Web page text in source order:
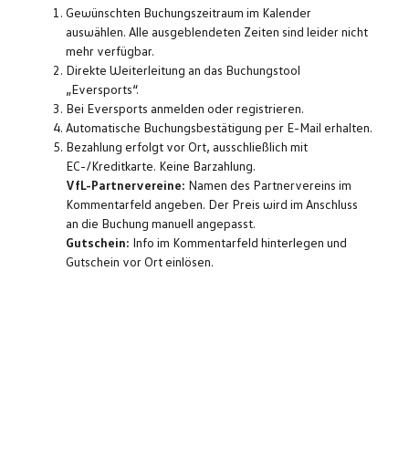
Gewünschten Buchungszeitraum im Kalender
auswählen. Alle ausgeblendeten Zeiten sind leider nicht
mehr verfügbar.
Direkte Weiterleitung an das Buchungstool
„Eversports“.
Bei Eversports anmelden oder registrieren.
Automatische Buchungsbestätigung per E-Mail erhalten.
Bezahlung erfolgt vor Ort, ausschließlich mit
EC-/Kreditkarte. Keine Barzahlung.
VfL-Partnervereine: Namen des Partnervereins im
Kommentarfeld angeben. Der Preis wird im Anschluss
an die Buchung manuell angepasst.
Gutschein: Info im Kommentarfeld hinterlegen und
Gutschein vor Ort einlösen.